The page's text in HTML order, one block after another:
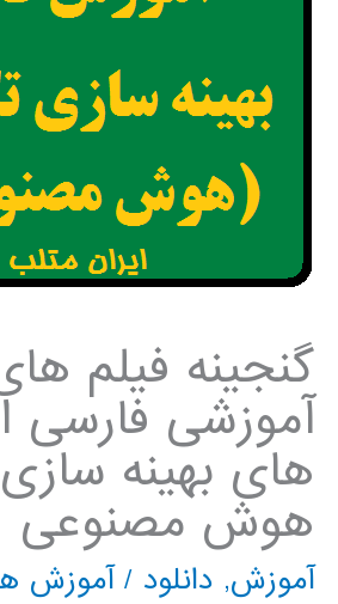
گنجینه فیلم
آموزشی فارسی
های بهینه
هوش مصنوعی
آموزش, دانلود /آموزش